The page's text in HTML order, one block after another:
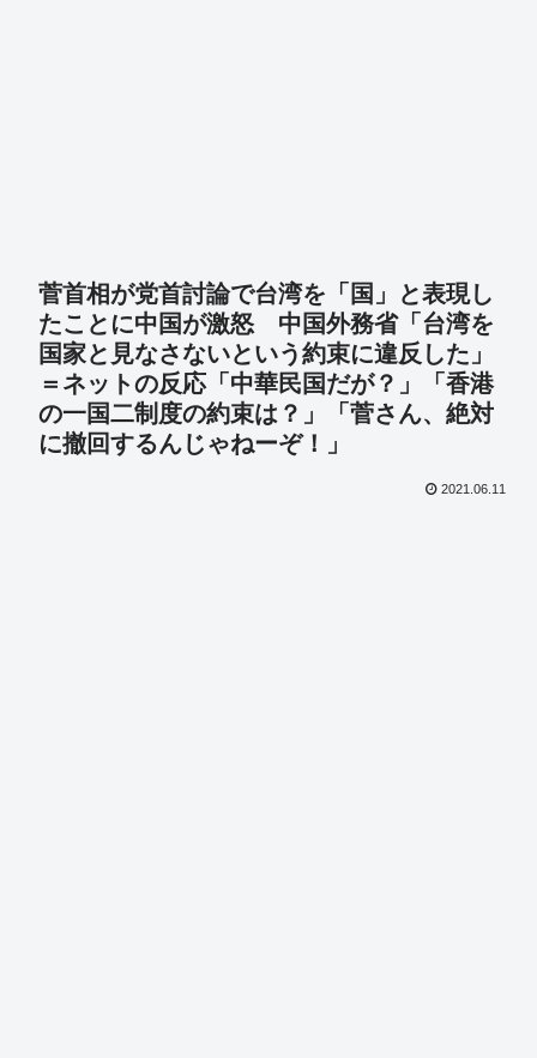
菅首相が党首討論で台湾を「国」と表現し
たことに中国が激怒 中国外務省「台湾を
国家と見なさないという約束に違反した」
＝ネットの反応「中華民国だが？」「香港
の一国二制度の約束は？」「菅さん、絶対
に撤回するんじゃねーぞ！」
2021.06.11